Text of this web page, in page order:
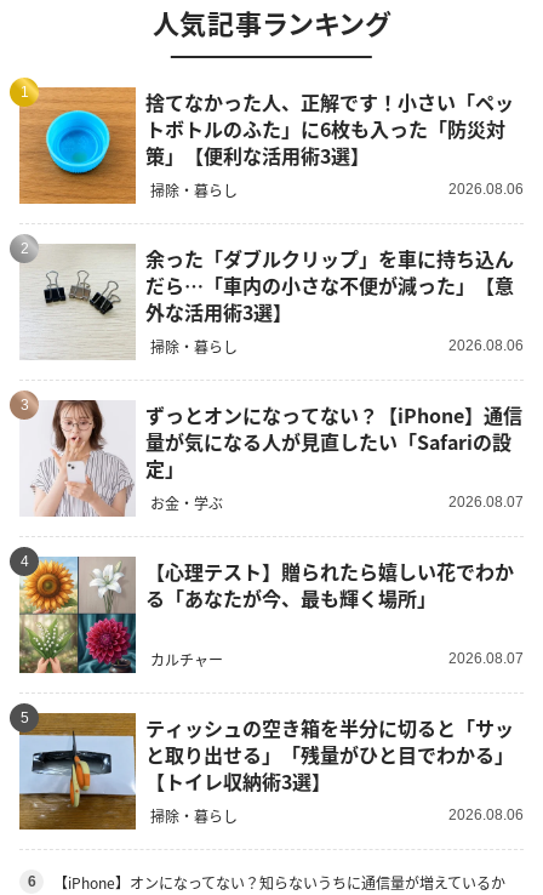
人気記事ランキング
1
捨てなかった人、正解です！小さい「ペッ
トボトルのふた」に6枚も入った「防災対
策」【便利な活用術3選】
掃除・暮らし 2026.08.06
2
余った「ダブルクリップ」を車に持ち込ん
だら…「車内の小さな不便が減った」【意
外な活用術3選】
掃除・暮らし 2026.08.06
3
ずっとオンになってない？【iPhone】通信
量が気になる人が見直したい「Safariの設
定」
お金・学ぶ 2026.08.07
4
【心理テスト】贈られたら嬉しい花でわか
る「あなたが今、最も輝く場所」
カルチャー 2026.08.07
5
ティッシュの空き箱を半分に切ると「サッ
と取り出せる」「残量がひと目でわかる」
【トイレ収納術3選】
掃除・暮らし 2026.08.06
6
【iPhone】オンになってない？知らないうちに通信量が増えているか